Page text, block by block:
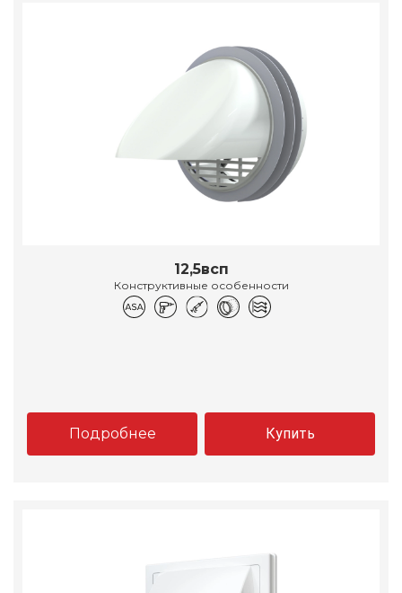
12,5всп
Конструктивные особенности
Подробнее Купить